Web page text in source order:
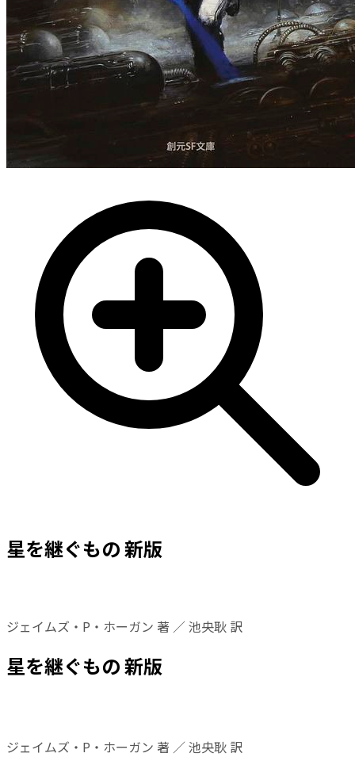
星を継ぐもの 新版
ジェイムズ・P・ホーガン 著 ／ 池央耿 訳
星を継ぐもの 新版
ジェイムズ・P・ホーガン 著 ／ 池央耿 訳